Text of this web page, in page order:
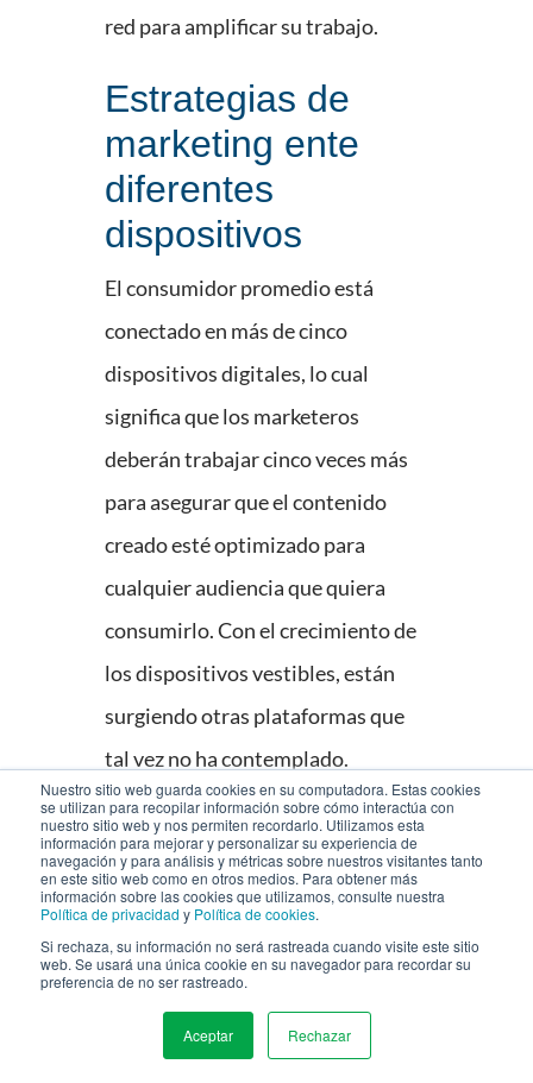
Nuestro sitio web guarda cookies en su computadora. Estas cookies
se utilizan para recopilar información sobre cómo interactúa con
nuestro sitio web y nos permiten recordarlo. Utilizamos esta
información para mejorar y personalizar su experiencia de
navegación y para análisis y métricas sobre nuestros visitantes tanto
en este sitio web como en otros medios. Para obtener más
información sobre las cookies que utilizamos, consulte nuestra
Política de privacidad y Política de cookies.
Si rechaza, su información no será rastreada cuando visite este sitio
web. Se usará una única cookie en su navegador para recordar su
preferencia de no ser rastreado.
Aceptar Rechazar
red para amplificar su trabajo.
Estrategias de
marketing ente
diferentes
dispositivos
El consumidor promedio está
conectado en más de cinco
dispositivos digitales, lo cual
significa que los marketeros
deberán trabajar cinco veces más
para asegurar que el contenido
creado esté optimizado para
cualquier audiencia que quiera
consumirlo. Con el crecimiento de
los dispositivos vestibles, están
surgiendo otras plataformas que
tal vez no ha contemplado.
Asegúrese de que su presupuesto
esté distribuido de forma que
pueda invertir en esas tendencias y
no quedar rezagado.
Marketing basado
en cuentas